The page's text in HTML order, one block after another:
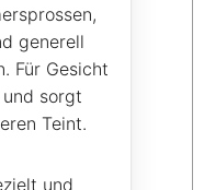
generell
Für Gesicht
sorgt
Teint.
und